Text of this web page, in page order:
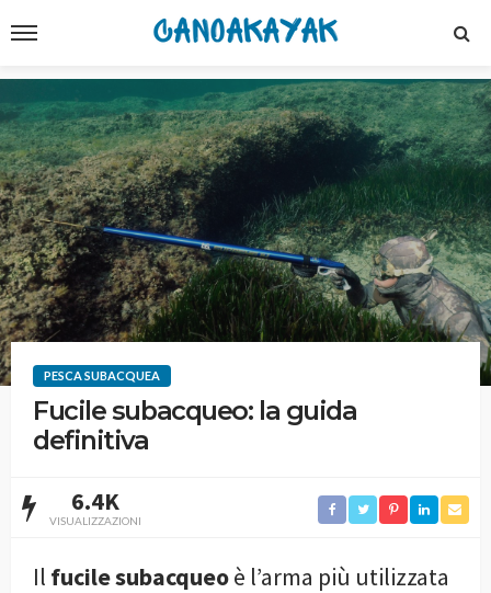
PESCA SUBACQUEA
Fucile subacqueo: la guida
definitiva
6.4K
VISUALIZZAZIONI
Il fucile subacqueoè l’arma più utilizzata